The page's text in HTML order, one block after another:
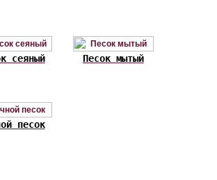
сеяный Песок мытый
песок